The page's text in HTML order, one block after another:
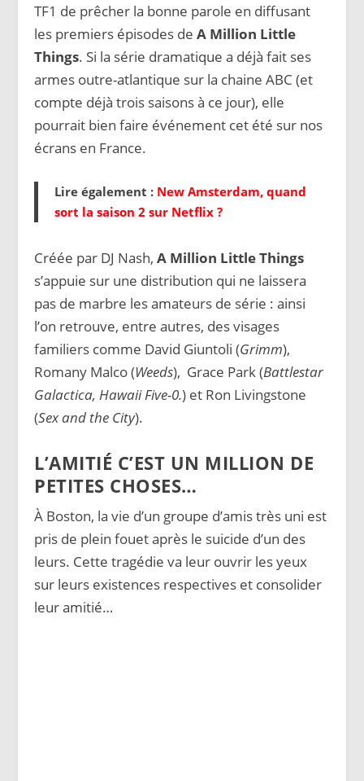
TF1 de prêcher la bonne parole en diffusant
les premiers épisodes deA Million Little
Things. Si la série dramatique a déjà fait ses
armes outre-atlantique sur la chaine ABC (et
compte déjà trois saisons à ce jour), elle
pourrait bien faire événement cet été sur nos
écrans en France.
Lire également : New Amsterdam, quand
sort la saison 2 sur Netflix ?
Créée par DJ Nash,A Million Little Things
s’appuie sur une distribution qui ne laissera
pas de marbre les amateurs de série : ainsi
l’on retrouve, entre autres, des visages
familiers comme David Giuntoli (Grimm),
Romany Malco (Weeds), Grace Park (Battlestar
Galactica, Hawaii Five-0.) et Ron Livingstone
(Sex and the City).
L’AMITIÉ C’EST UN MILLION DE
PETITES CHOSES…
À Boston, la vie d’un groupe d’amis très uni est
pris de plein fouet après le suicide d’un des
leurs. Cette tragédie va leur ouvrir les yeux
sur leurs existences respectives et consolider
leur amitié…